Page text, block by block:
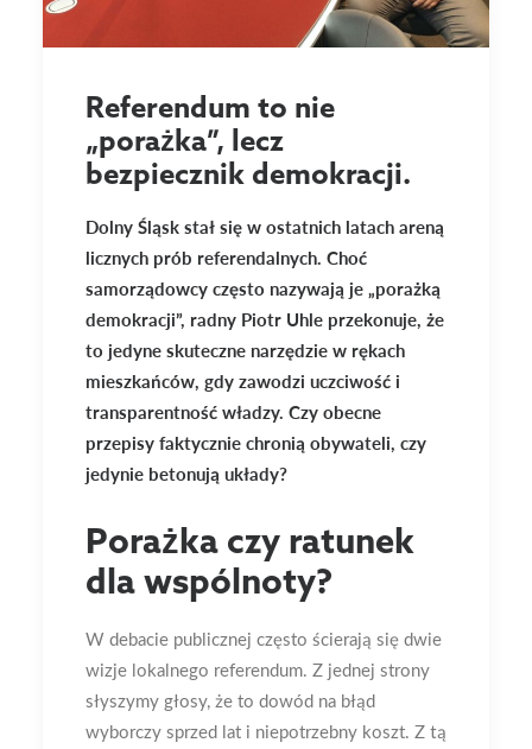
Referendum to nie
„porażka”, lecz
bezpiecznik demokracji.
Dolny Śląsk stał się w ostatnich latach areną
licznych prób referendalnych. Choć
samorządowcy często nazywają je „porażką
demokracji”, radny Piotr Uhle przekonuje, że
to jedyne skuteczne narzędzie w rękach
mieszkańców, gdy zawodzi uczciwość i
transparentność władzy. Czy obecne
przepisy faktycznie chronią obywateli, czy
jedynie betonują układy?
Porażka czy ratunek
dla wspólnoty?
W debacie publicznej często ścierają się dwie
wizje lokalnego referendum. Z jednej strony
słyszymy głosy, że to dowód na błąd
wyborczy sprzed lat i niepotrzebny koszt. Z tą